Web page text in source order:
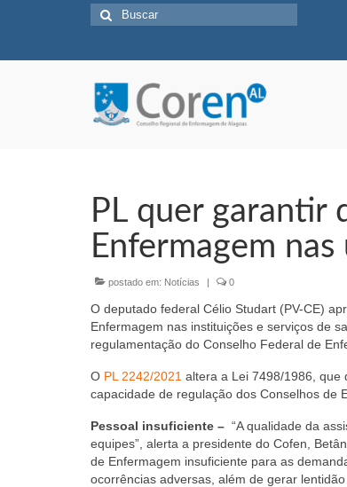
Buscar
por:
PL quer garantir
Enfermagem
postado em: Notícias | 0
O deputado federal Célio Studart (PV-CE)
Enfermagem nas instituições e serviços de
regulamentação do Conselho Federal de
O PL 2242/2021 altera a Lei 7498/1986, que
capacidade de regulação dos Conselhos de
Pessoal insuficiente – “A qualidade da
equipes”, alerta a presidente do Cofen,
de Enfermagem insuficiente para as
ocorrências adversas, além de gerar